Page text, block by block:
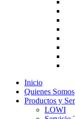
Inicio
Quienes Somos
Productos y
LOWI